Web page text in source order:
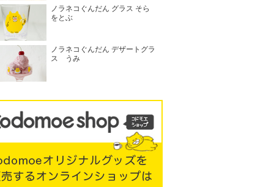
ノラネコぐんだん グラス そら
をとぶ
ノラネコぐんだん デザートグラ
ス うみ